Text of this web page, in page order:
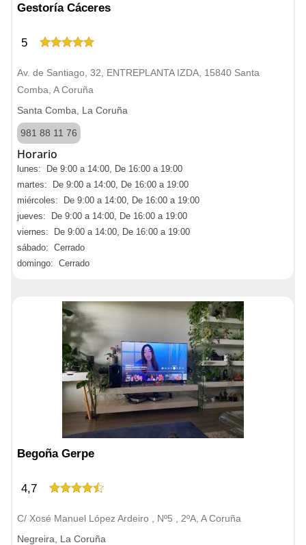
Gestoría Cáceres
5
Av. de Santiago, 32, ENTREPLANTA IZDA, 15840 Santa
Comba, A Coruña
Santa Comba, La Coruña
981 88 11 76
Horario
lunes: De 9:00 a 14:00, De 16:00 a 19:00
martes: De 9:00 a 14:00, De 16:00 a 19:00
miércoles: De 9:00 a 14:00, De 16:00 a 19:00
jueves: De 9:00 a 14:00, De 16:00 a 19:00
viernes: De 9:00 a 14:00, De 16:00 a 19:00
sábado: Cerrado
domingo: Cerrado
Begoña Gerpe
4,7
C/ Xosé Manuel López Ardeiro , Nº5 , 2ºA, A Coruña
Negreira, La Coruña